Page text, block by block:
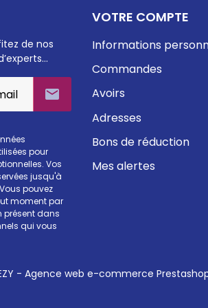
de nos

pour
Vos
jusqu'à
pouvez
moment par
présent dans
qui vous
VOTRE COMPTE
Informations
Commandes
Avoirs
Adresses
Bons de réduction
Mes alertes
- Agence web e-commerce